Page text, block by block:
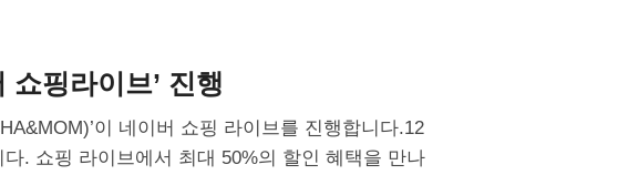
쇼핑라이브’ 진행
이 네이버 쇼핑 라이브를 진행합니다.12
. 쇼핑 라이브에서 최대 50%의 할인 혜택을 만나